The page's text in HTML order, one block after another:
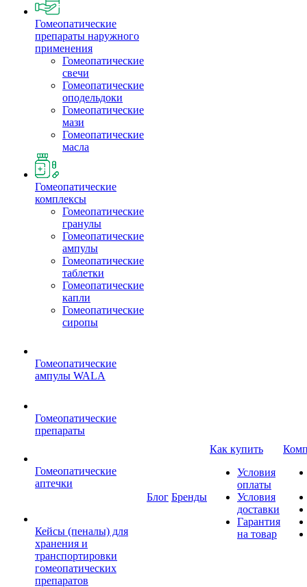
Гомеопатические
препараты наружного
применения
Гомеопатические
свечи
Гомеопатические
оподельдоки
Гомеопатические
мази
Гомеопатические
масла
Гомеопатические
комплексы
Гомеопатические
гранулы
Гомеопатические
ампулы
Гомеопатические
таблетки
Гомеопатические
капли
Гомеопатические
сиропы
Гомеопатические
ампулы WALA
Гомеопатические
препараты
Гомеопатические
аптечки
Кейсы (пеналы) для
хранения и
транспортировки
гомеопатических
препаратов
Блог Бренды
Как купить
Условия
оплаты
Условия
доставки
Гарантия
на товар